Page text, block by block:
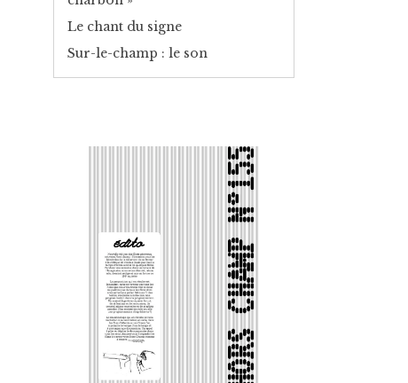
Le chant du signe
Sur-le-champ : le son